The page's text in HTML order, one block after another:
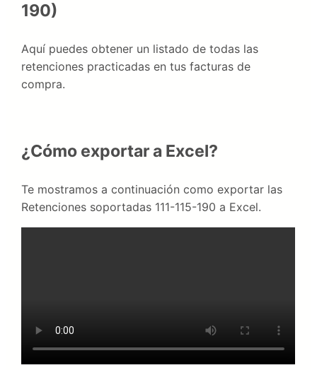
190)
Aquí puedes obtener un listado de todas las
retenciones practicadas en tus facturas de
compra.
¿Cómo exportar a Excel?
Te mostramos a continuación como exportar las
Retenciones soportadas 111-115-190 a Excel.